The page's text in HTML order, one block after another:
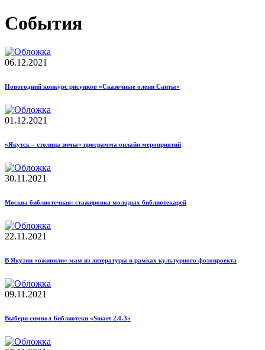
События
06.12.2021
Новогодний конкурс рисунков «Сказочные олени Санты»
01.12.2021
«Якутск – столица зимы» программа онлайн мероприятий
30.11.2021
Москва библиотечная: стажировка молодых библиотекарей
22.11.2021
В Якутии «оживили» мам из литературы в рамках культурного фотопроекта
09.11.2021
Выбери символ Библиотеки «Smart 2.0.3»